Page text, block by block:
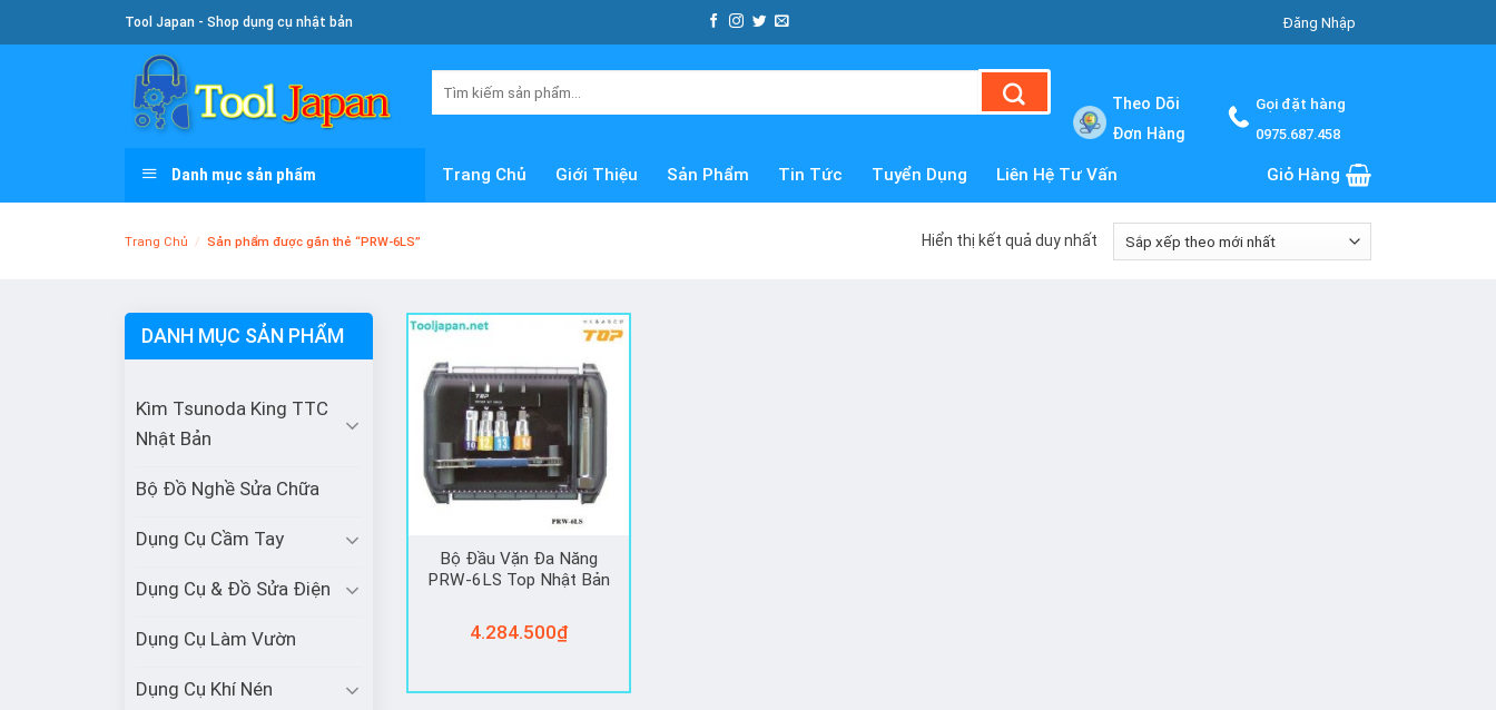
To
Tool Japan - Shop dụng cụ nhật bản Đăng Nhập
Theo Dõi
Đơn Hàng
Gọi đặt hàng
0975.687.458
Danh mục sản phẩm Trang Chủ Giới Thiệu Sản Phẩm Tin Tức Tuyển Dụng Liên Hệ Tư Vấn Giỏ Hàng
Trang Chủ / Sản phẩm được gắn thẻ “PRW-6LS” Hiển thị kết quả duy nhất
DANH MỤC SẢN PHẨM
Kìm Tsunoda King TTC
Nhật Bản
Bộ Đồ Nghề Sửa Chữa
Dụng Cụ Cầm Tay
Dụng Cụ & Đồ Sửa Điện
Dụng Cụ Làm Vườn
Dụng Cụ Khí Nén
Bộ Đầu Vặn Đa Năng
PRW-6LS Top Nhật Bản
4.284.500₫